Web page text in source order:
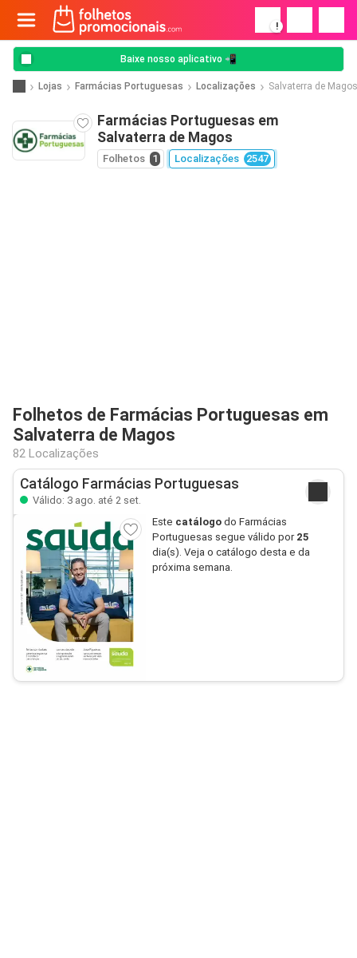
!
Baixe nosso aplicativo 📲
Lojas Farmácias Portuguesas Localizações Salvaterra de Magos
Farmácias Portuguesas em
Salvaterra de Magos
Folhetos 1 Localizações 2547
Folhetos de Farmácias Portuguesas em
Salvaterra de Magos
82 Localizações
Catálogo Farmácias Portuguesas
Válido: 3 ago. até 2 set.
Este catálogodo Farmácias
Portuguesas segue válido por 25
dia(s). Veja o catálogo desta e da
próxima semana.